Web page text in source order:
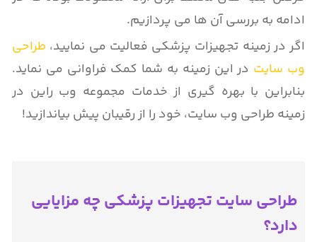
ادامه به بررسی آن ها می پردازیم.
اگر در زمینه تجهیزات پزشکی فعالیت می نمایید، طراحی
وب سایت در این زمینه به شما کمک فراوانی می نماید.
بنابراین با بهره گیری از خدمات مجموعه وب راین در
زمینه طراحی وب سایت، خود را از رقیبان پیش بیاندازید!
طراحی سایت تجهیزات پزشکی چه مزایایی
دارد؟